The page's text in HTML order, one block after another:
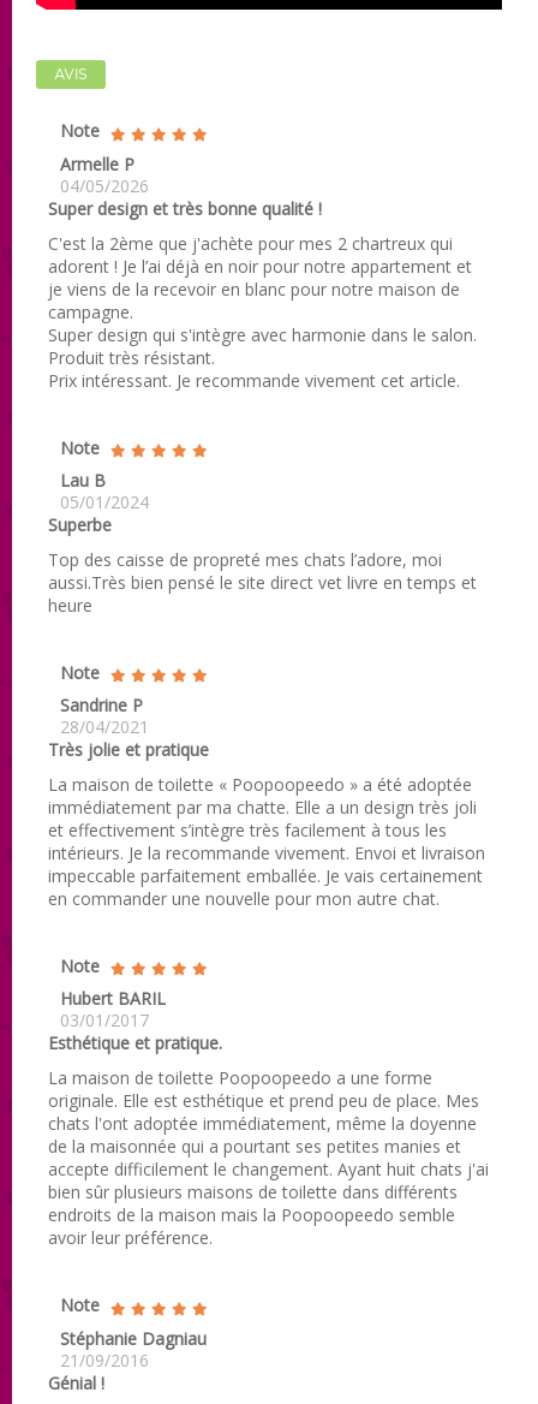
AVIS
Note
Armelle P
04/05/2026
Super design et très bonne qualité !
C'est la 2ème que j'achète pour mes 2 chartreux qui
adorent ! Je l’ai déjà en noir pour notre appartement et
je viens de la recevoir en blanc pour notre maison de
campagne.
Super design qui s'intègre avec harmonie dans le salon.
Produit très résistant.
Prix intéressant. Je recommande vivement cet article.
Note
Lau B
05/01/2024
Superbe
Top des caisse de propreté mes chats l’adore, moi
aussi.Très bien pensé le site direct vet livre en temps et
heure
Note
Sandrine P
28/04/2021
Très jolie et pratique
La maison de toilette « Poopoopeedo » a été adoptée
immédiatement par ma chatte. Elle a un design très joli
et effectivement s’intègre très facilement à tous les
intérieurs. Je la recommande vivement. Envoi et livraison
impeccable parfaitement emballée. Je vais certainement
en commander une nouvelle pour mon autre chat.
Note
Hubert BARIL
03/01/2017
Esthétique et pratique.
La maison de toilette Poopoopeedo a une forme
originale. Elle est esthétique et prend peu de place. Mes
chats l'ont adoptée immédiatement, même la doyenne
de la maisonnée qui a pourtant ses petites manies et
accepte difficilement le changement. Ayant huit chats j'ai
bien sûr plusieurs maisons de toilette dans différents
endroits de la maison mais la Poopoopeedo semble
avoir leur préférence.
Note
Stéphanie Dagniau
21/09/2016
Génial !